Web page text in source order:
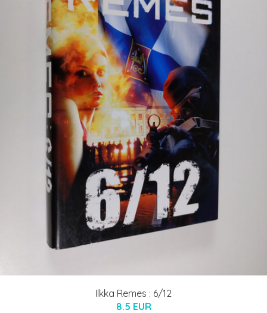
Ilkka Remes : 6/12
8.5 EUR